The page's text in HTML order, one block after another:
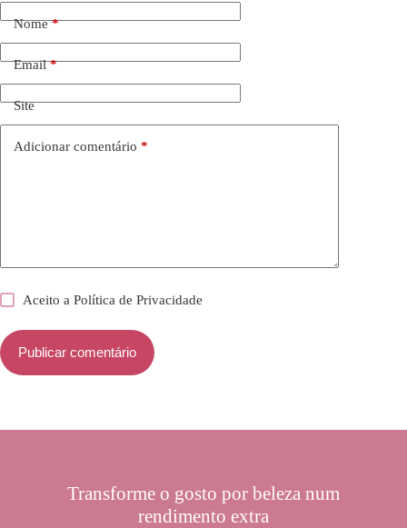
Nome*
Email*
Site
Adicionar comentário *
Aceito aPolítica de Privacidade
Publicar comentário
Transforme o gosto por beleza num
rendimento extra